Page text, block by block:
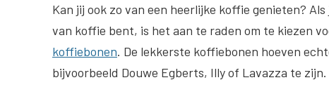
Kan jij ook zo van een heerlijke koffie genieten?
van koffie bent, is het aan te raden om te kiezen
koffiebonen. De lekkerste koffiebonen hoeven
bijvoorbeeld Douwe Egberts, Illy of Lavazza te zijn.